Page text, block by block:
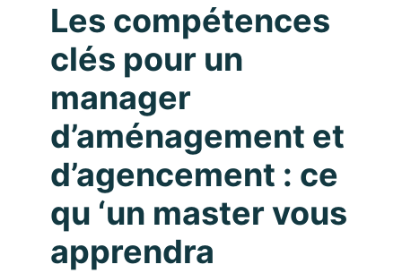
Les compétences
clés pour un
manager
d’aménagement et
d’agencement : ce
qu ‘un master vous
apprendra